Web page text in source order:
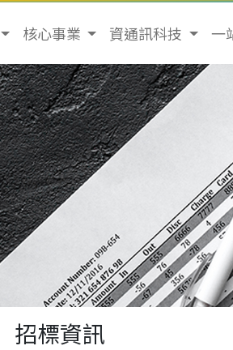
核心事業 資通訊科技 一
招標資訊